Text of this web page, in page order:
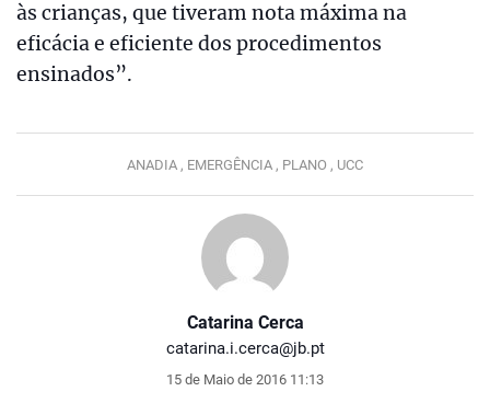
Catarina Cerca
catarina.i.cerca@jb.pt
15 de Maio de 2016 11:13
às crianças, que tiveram nota máxima na
eficácia e eficiente dos procedimentos
ensinados”.
ANADIA , EMERGÊNCIA , PLANO , UCC